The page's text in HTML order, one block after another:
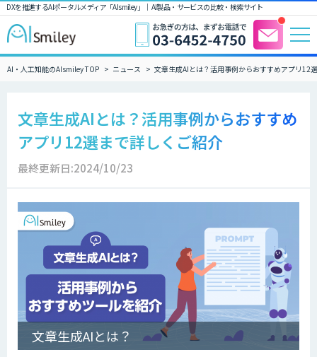
DXを推進するAIポータルメディア「AIsmiley」｜ AI製品・サービスの比較・検索サイト
AI・人工知能のAIsmiley TOP ニュース 文章生成AIとは？活用事例からおすすめアプリ12
文章生成AIとは？活用事例からおすすめ
アプリ12選まで詳しくご紹介
最終更新日:2024/10/23
文章生成AIとは？